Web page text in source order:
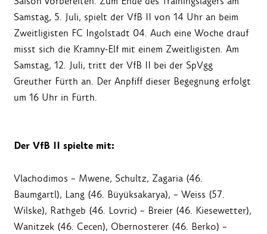
Samstag, 5. Juli, spielt der VfB II von 14 Uhr an beim
Zweitligisten FC Ingolstadt 04. Auch eine Woche drauf
misst sich die Kramny-Elf mit einem Zweitligisten. Am
Samstag, 12. Juli, tritt der VfB II bei der SpVgg
Greuther Fürth an. Der Anpfiff dieser Begegnung erfolgt
um 16 Uhr in Fürth.
Der VfB II spielte mit:
Vlachodimos – Mwene, Schultz, Zagaria (46.
Baumgartl), Lang (46. Büyüksakarya), – Weiss (57.
Wilske), Rathgeb (46. Lovric) – Breier (46. Kiesewetter),
Wanitzek (46. Cecen), Obernosterer (46. Berko) –